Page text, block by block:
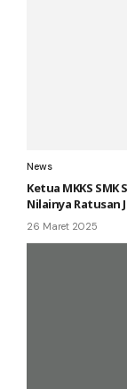
News
Ketua MKKS
Nilainya Ratusan
26 Maret 2025